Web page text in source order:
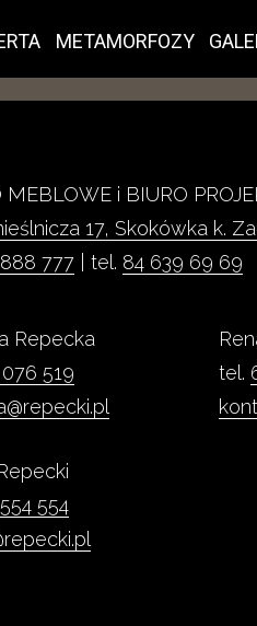
METAMORFOZY
MEBLOWE i BIURO
17, Skokówka k.
777 | tel. 84 639 69 69
Repecka
519
tel.
554